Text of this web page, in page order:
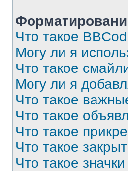
Что такое
Могу ли я
Что такое
Могу ли я
Что такое
Что такое
Что такое
Что такое
Что такое